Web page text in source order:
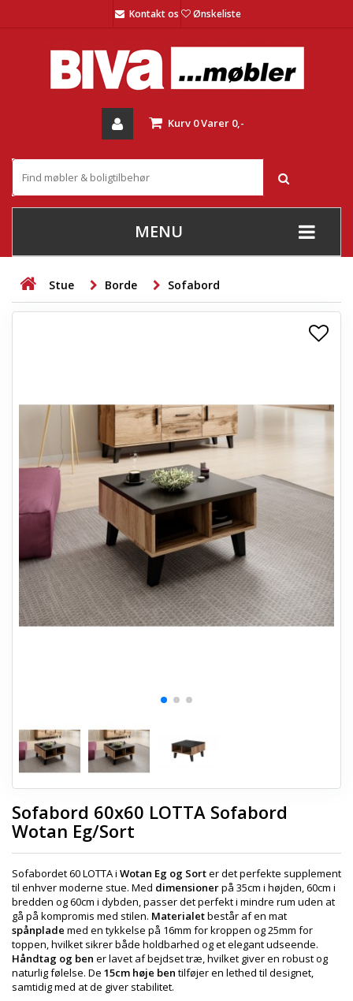
Kontakt os Ønskeliste
Kurv 0Varer 0,-
MENU
+
STUE
+
+
KONTORMØBLER
OPBEVARING
+
+
LAMPER
+
HAVEMØBLER
+
ENTREMØBLER
SPAR PENGE PÅ UDVALGTE VARER
Stue Borde Sofabord
Sofabord 60x60 LOTTA Sofabord
Wotan Eg/Sort
Sofabordet 60 LOTTA i Wotan Eg og Sorter det perfekte supplement
til enhver moderne stue. Med dimensionerpå 35cm i højden, 60cm i
bredden og 60cm i dybden, passer det perfekt i mindre rum uden at
gå på kompromis med stilen. Materialetbestår af en mat
spånplade med en tykkelse på 16mm for kroppen og 25mm for
toppen, hvilket sikrer både holdbarhed og et elegant udseende.
Håndtag og ben er lavet af bejdset træ, hvilket giver en robust og
naturlig følelse. De 15cm høje ben tilføjer en lethed til designet,
samtidig med at de giver stabilitet.